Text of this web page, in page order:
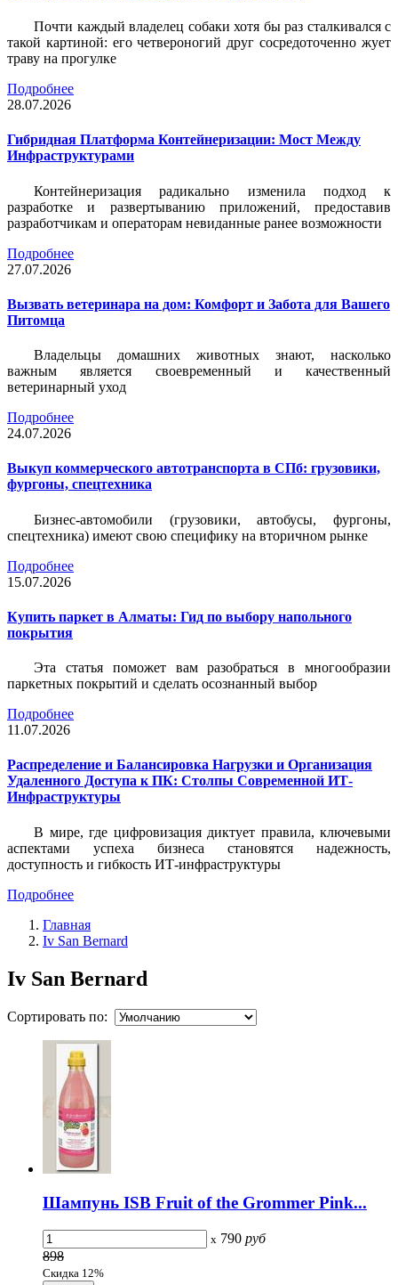
Почти каждый владелец собаки хотя бы раз сталкивался с
такой картиной: его четвероногий друг сосредоточенно жует
траву на прогулке
Подробнее
28.07.2026
Гибридная Платформа Контейнеризации: Мост Между
Инфраструктурами
Контейнеризация радикально изменила подход к
разработке и развертыванию приложений, предоставив
разработчикам и операторам невиданные ранее возможности
Подробнее
27.07.2026
Вызвать ветеринара на дом: Комфорт и Забота для Вашего
Питомца
Владельцы домашних животных знают, насколько
важным является своевременный и качественный
ветеринарный уход
Подробнее
24.07.2026
Выкуп коммерческого автотранспорта в СПб: грузовики,
фургоны, спецтехника
Бизнес-автомобили (грузовики, автобусы, фургоны,
спецтехника) имеют свою специфику на вторичном рынке
Подробнее
15.07.2026
Купить паркет в Алматы: Гид по выбору напольного
покрытия
Эта статья поможет вам разобраться в многообразии
паркетных покрытий и сделать осознанный выбор
Подробнее
11.07.2026
Распределение и Балансировка Нагрузки и Организация
Удаленного Доступа к ПК: Столпы Современной ИТ-
Инфраструктуры
В мире, где цифровизация диктует правила, ключевыми
аспектами успеха бизнеса становятся надежность,
доступность и гибкость ИТ-инфраструктуры
Подробнее
Главная
Iv San Bernard
Iv San Bernard
Сортировать по:
Шампунь ISB Fruit of the Grommer Pink...
x 790 руб
898
Скидка 12%